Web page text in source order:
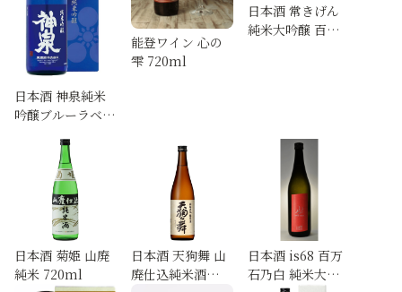
日本酒 神泉純米
吟醸ブルーラベル
能登ワイン 心の
雫 720ml
日本酒 常きげん
純米大吟醸 百万
日本酒 菊姫 山廃
純米 720ml
日本酒 天狗舞 山
廃仕込純米酒
日本酒 is68 百万
石乃白 純米大吟